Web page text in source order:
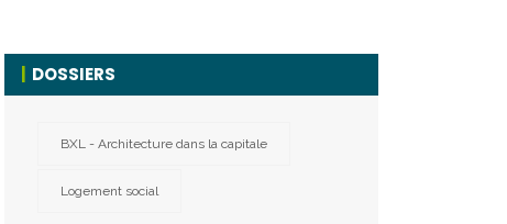
DOSSIERS
BXL - Architecture dans la capitale
Logement social